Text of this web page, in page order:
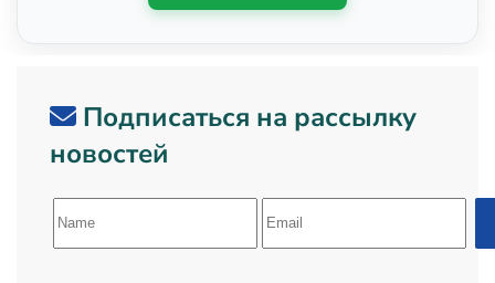
Подписаться на рассылку
новостей